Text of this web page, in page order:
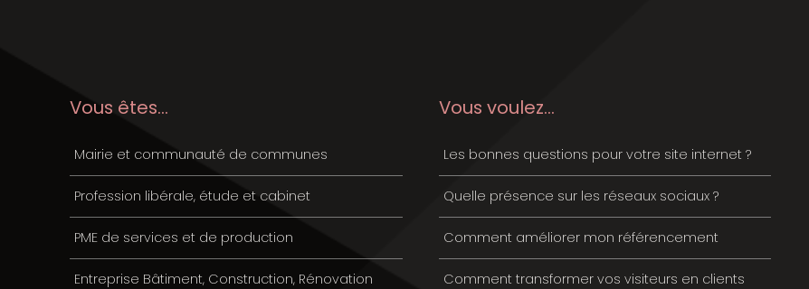
Vous êtes...
Mairie et communauté de communes
Profession libérale, étude et cabinet
PME de services et de production
Entreprise Bâtiment, Construction, Rénovation
Vous voulez...
Les bonnes questions pour votre site internet ?
Quelle présence sur les réseaux sociaux ?
Comment améliorer mon référencement
Comment transformer vos visiteurs en clients